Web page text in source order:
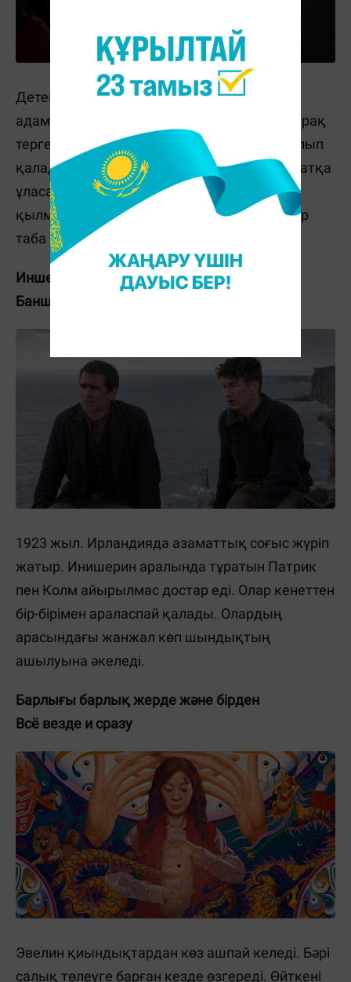
Детектив жардан құлап қаза тапқан ер
адамның өлім себебін тексеруге кіріседі. Бірақ
тергеу барысында оның әйеліне ғашық болып
қалады. Екеуінің қарым-қатынасы махаббатқа
ұласады. Детектив уақыт өте сүйгенінің
қылмыскер болуы мүмкін екеніне дәлелдер
таба бастайды.
Иншерин баншиі
Банши Инишерина
1923 жыл. Ирландияда азаматтық соғыс жүріп
жатыр. Инишерин аралында тұратын Патрик
пен Колм айырылмас достар еді. Олар кенеттен
бір-бірімен араласпай қалады. Олардың
арасындағы жанжал көп шындықтың
ашылуына әкеледі.
Барлығы барлық жерде және бірден
Всё везде и сразу
Эвелин қиындықтардан көз ашпай келеді. Бәрі
салық төлеуге барған кезде өзгереді. Өйткені